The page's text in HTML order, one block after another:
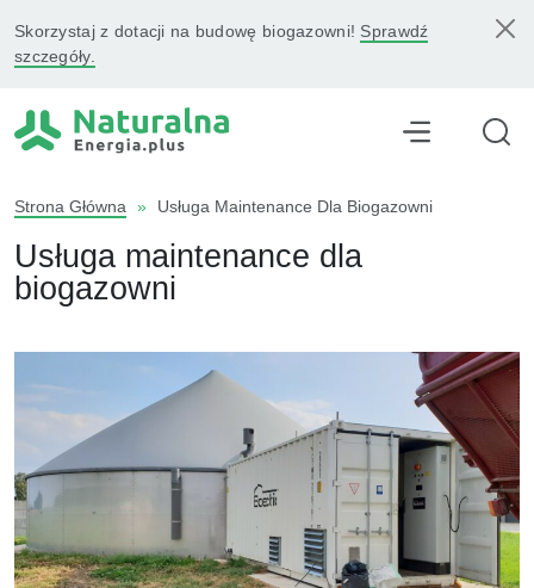
Skorzystaj z dotacji na budowę biogazowni! Sprawdź
szczegóły.
Strona Główna » Usługa Maintenance Dla Biogazowni
Usługa maintenance dla
biogazowni